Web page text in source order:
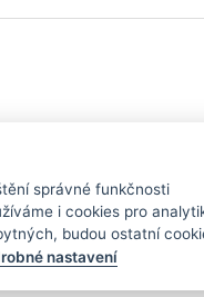
konkrétním
správné funkčnosti
i cookies pro
budou ostatní
nastavení